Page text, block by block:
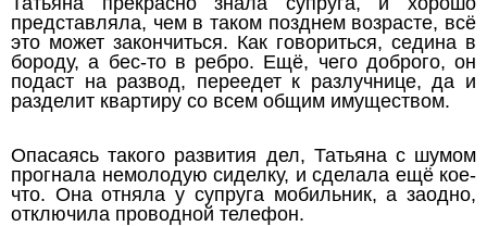
представляла, чем в таком позднем возрасте, всё
это может закончиться. Как говориться, седина в
бороду, а бес-то в ребро. Ещё, чего доброго, он
подаст на развод, переедет к разлучнице, да и
разделит квартиру со всем общим имуществом.
Опасаясь такого развития дел, Татьяна с шумом
прогнала немолодую сиделку, и сделала ещё кое-
что. Она отняла у супруга мобильник, а заодно,
отключила проводной телефон.